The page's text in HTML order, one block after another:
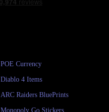
POE Currency
Diablo 4 Items
ARC Raiders BluePrints
Monopoly Go Stickers